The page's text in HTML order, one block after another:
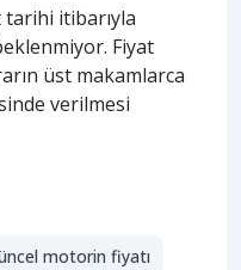
itibarıyla
Fiyat
üst makamlarca
verilmesi
motorin fiyatı